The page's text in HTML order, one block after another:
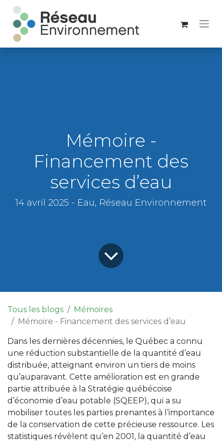
Mémoire -
Financement des
services d’eau
14 avril 2025 - Eau, Réseau Environnement
Tous les blogs
Mémoires
Mémoire - Financement des services d’eau
Dans les dernières décennies, le Québec a connu
une réduction substantielle de la quantité d’eau
distribuée, atteignant environ un tiers de moins
qu’auparavant. Cette amélioration est en grande
partie attribuée à la Stratégie québécoise
d’économie d’eau potable (SQEEP), qui a su
mobiliser toutes les parties prenantes à l’importance
de la conservation de cette précieuse ressource. Les
statistiques révèlent qu’en 2001, la quantité d’eau